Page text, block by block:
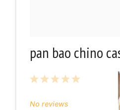
pan bao chino
5
4
3
2
1
No reviews